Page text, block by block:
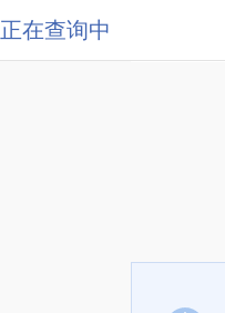
正在查询中